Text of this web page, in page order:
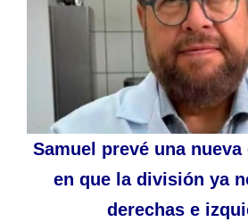
Samuel prevé una
en que la división ya
derechas e